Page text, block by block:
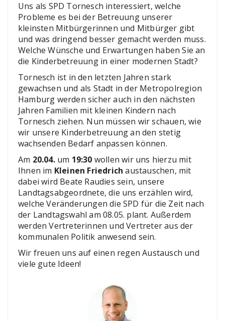
Uns als SPD Tornesch interessiert, welche
Probleme es bei der Betreuung unserer
kleinsten Mitbürgerinnen und Mitbürger gibt
und was dringend besser gemacht werden muss.
Welche Wünsche und Erwartungen haben Sie an
die Kinderbetreuung in einer modernen Stadt?
Tornesch ist in den letzten Jahren stark
gewachsen und als Stadt in der Metropolregion
Hamburg werden sicher auch in den nächsten
Jahren Familien mit kleinen Kindern nach
Tornesch ziehen. Nun müssen wir schauen, wie
wir unsere Kinderbetreuung an den stetig
wachsenden Bedarf anpassen können.
Am 20.04.um 19:30 wollen wir uns hierzu mit
Ihnen im Kleinen Friedrich austauschen, mit
dabei wird Beate Raudies sein, unsere
Landtagsabgeordnete, die uns erzählen wird,
welche Veränderungen die SPD für die Zeit nach
der Landtagswahl am 08.05. plant. Außerdem
werden Vertreterinnen und Vertreter aus der
kommunalen Politik anwesend sein.
Wir freuen uns auf einen regen Austausch und
viele gute Ideen!